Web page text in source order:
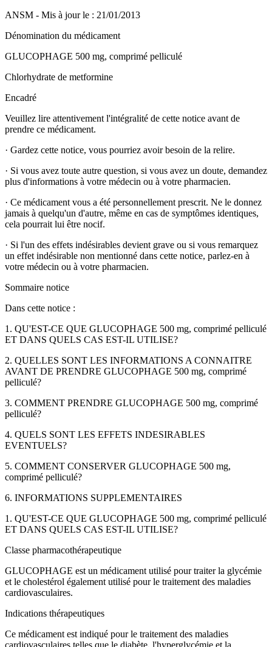
ANSM - Mis à jour le : 21/01/2013
Dénomination du médicament
GLUCOPHAGE 500 mg, comprimé pelliculé
Chlorhydrate de metformine
Encadré
Veuillez lire attentivement l'intégralité de cette notice avant de
prendre ce médicament.
· Gardez cette notice, vous pourriez avoir besoin de la relire.
· Si vous avez toute autre question, si vous avez un doute, demandez
plus d'informations à votre médecin ou à votre pharmacien.
· Ce médicament vous a été personnellement prescrit. Ne le donnez
jamais à quelqu'un d'autre, même en cas de symptômes identiques,
cela pourrait lui être nocif.
· Si l'un des effets indésirables devient grave ou si vous remarquez
un effet indésirable non mentionné dans cette notice, parlez-en à
votre médecin ou à votre pharmacien.
Sommaire notice
Dans cette notice :
1. QU'EST-CE QUE GLUCOPHAGE 500 mg, comprimé pelliculé
ET DANS QUELS CAS EST-IL UTILISE?
2. QUELLES SONT LES INFORMATIONS A CONNAITRE
AVANT DE PRENDRE GLUCOPHAGE 500 mg, comprimé
pelliculé?
3. COMMENT PRENDRE GLUCOPHAGE 500 mg, comprimé
pelliculé?
4. QUELS SONT LES EFFETS INDESIRABLES
EVENTUELS?
5. COMMENT CONSERVER GLUCOPHAGE 500 mg,
comprimé pelliculé?
6. INFORMATIONS SUPPLEMENTAIRES
1. QU'EST-CE QUE GLUCOPHAGE 500 mg, comprimé pelliculé
ET DANS QUELS CAS EST-IL UTILISE?
Classe pharmacothérapeutique
GLUCOPHAGE est un médicament utilisé pour traiter la glycémie
et le cholestérol également utilisé pour le traitement des maladies
cardiovasculaires.
Indications thérapeutiques
Ce médicament est indiqué pour le traitement des maladies
cardiovasculaires telles que le diabète, l'hyperglycémie et la